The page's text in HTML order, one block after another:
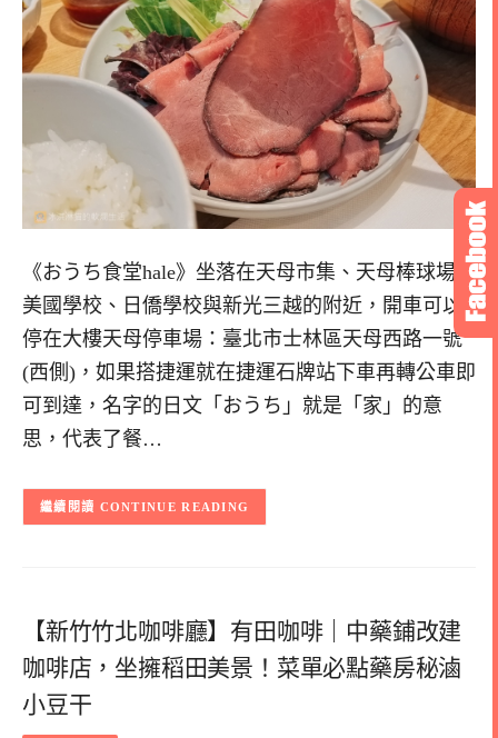
《おうち食堂hale》坐落在天母市集、天母棒球場、
美國學校、日僑學校與新光三越的附近，開車可以
停在大樓天母停車場：臺北市士林區天母西路一號
(西側)，如果搭捷運就在捷運石牌站下車再轉公車即
可到達，名字的日文「おうち」就是「家」的意
思，代表了餐…
CONTINUE READING
【新竹竹北咖啡廳】有田咖啡｜中藥鋪改建
咖啡店，坐擁稻田美景！菜單必點藥房秘滷
小豆干